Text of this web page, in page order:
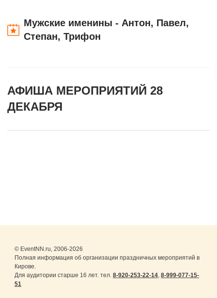
Мужские именины - Антон, Павел,
Степан, Трифон
АФИША МЕРОПРИЯТИЙ 28
ДЕКАБРЯ
© EventNN.ru, 2006-2026
Полная информация об организации праздничных мероприятий в
Кирове.
Для аудитории старше 16 лет. тел. 8-920-253-22-14, 8-999-077-15-
51